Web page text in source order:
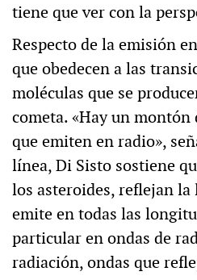
tiene que ver con la
Respecto de la emisión
que obedecen a las
moléculas que se
cometa. «Hay un
que emiten en radio»,
línea, Di Sisto sostiene
los asteroides, reflejan la
emite en todas las
particular en ondas de
radiación, ondas que